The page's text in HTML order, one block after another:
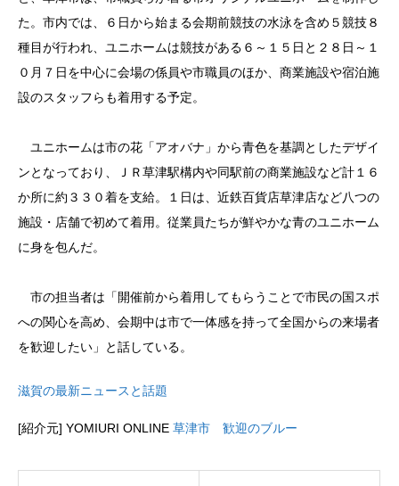
た。市内では、６日から始まる会期前競技の水泳を含め５競技８
種目が行われ、ユニホームは競技がある６～１５日と２８日～１
０月７日を中心に会場の係員や市職員のほか、商業施設や宿泊施
設のスタッフらも着用する予定。
ユニホームは市の花「アオバナ」から青色を基調としたデザイ
ンとなっており、ＪＲ草津駅構内や同駅前の商業施設など計１６
か所に約３３０着を支給。１日は、近鉄百貨店草津店など八つの
施設・店舗で初めて着用。従業員たちが鮮やかな青のユニホーム
に身を包んだ。
市の担当者は「開催前から着用してもらうことで市民の国スポ
への関心を高め、会期中は市で一体感を持って全国からの来場者
を歓迎したい」と話している。
滋賀の最新ニュースと話題
[紹介元] YOMIURI ONLINE 草津市 歓迎のブルー